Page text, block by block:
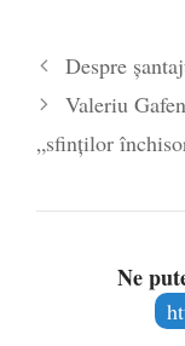
Despre
Valeriu
„sfinţilor
Ne